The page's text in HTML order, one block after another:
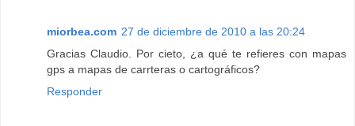
miorbea.com 27 de diciembre de 2010 a las 20:24
Gracias Claudio. Por cieto, ¿a qué te refieres con mapas
gps a mapas de carrteras o cartográficos?
Responder